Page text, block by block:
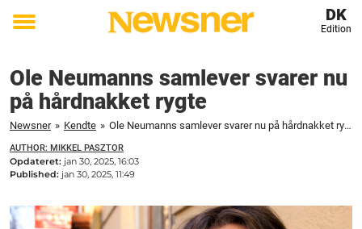
Toggle
DK
Edition
Ole Neumanns samlever svarer nu
på hårdnakket rygte
Newsner » Kendte » Ole Neumanns samlever svarer nu på hårdnakket rygte
AUTHOR: MIKKEL PASZTOR
Opdateret: jan 30, 2025, 16:03
Published: jan 30, 2025, 11:49